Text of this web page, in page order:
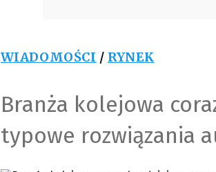
WIADOMOŚCI / RYNEK
Branża kolejowa
typowe rozwiązania